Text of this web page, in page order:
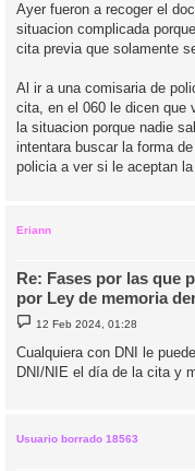
Ayer fueron a recoger el
situacion complicada
cita previa que solamente
Al ir a una comisaria de
cita, en el 060 le dicen que
la situacion porque nadie
intentara buscar la forma
policia a ver si le aceptan
Eriann
Re: Fases por las que
por Ley de memoria
M
e
s
a
12 Feb 2024, 01:28
Cualquiera con DNI le
DNI/NIE el día de la cita y
Usuario borrado 18563